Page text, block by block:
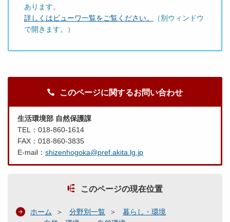
あります。
詳しくはビューワ一覧をご覧ください。
（別ウィンドウ
で開きます。）
このページに関するお問い合わせ
生活環境部 自然保護課
TEL：018-860-1614
FAX：018-860-3835
E-mail： shizenhogoka@pref.akita.lg.jp
このページの現在位置
ホーム 分野別一覧
暮らし・環境